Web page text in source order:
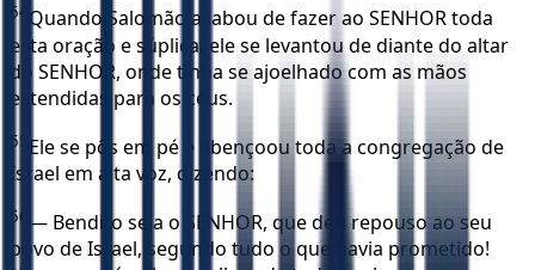
54 Quando Salomão acabou de fazer ao SENHOR toda
esta oração e súplica, ele se levantou de diante do altar
do SENHOR, onde tinha se ajoelhado com as mãos
estendidas para os céus.
55 Ele se pôs em pé e abençoou toda a congregação de
Israel em alta voz, dizendo:
56 — Bendito seja o SENHOR, que deu repouso ao seu
povo de Israel, segundo tudo o que havia prometido!